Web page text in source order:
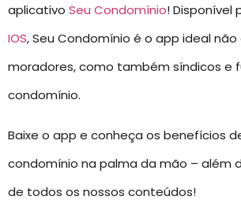
aplicativo Seu Condomínio! Disponível
IOS, Seu Condomínio é o app ideal
moradores, como também síndicos e
condomínio.
Baixe o app e conheça os benefícios
condomínio na palma da mão – além
de todos os nossos conteúdos!